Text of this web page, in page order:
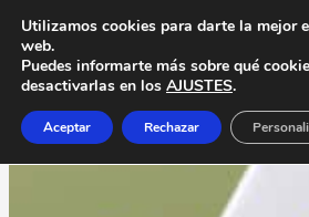
Utilizamos cookies para darte la mejor
web.
Puedes informarte más sobre qué
desactivarlas en los AJUSTES.
Aceptar Rechazar